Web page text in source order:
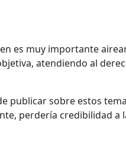
es muy importante
atendiendo al
publicar sobre estos
perdería credibilidad a